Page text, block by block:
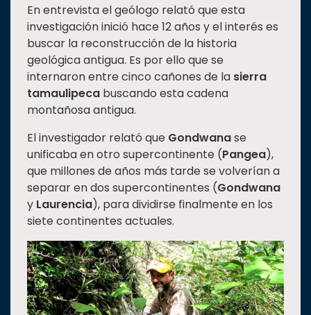
En entrevista el geólogo relató que esta
investigación inició hace 12 años y el interés es
buscar la reconstrucción de la historia
geológica antigua. Es por ello que se
internaron entre cinco cañones de la sierra
tamaulipeca buscando esta cadena
montañosa antigua.
El investigador relató que Gondwanase
unificaba en otro supercontinente (Pangea),
que millones de años más tarde se volverían a
separar en dos supercontinentes (Gondwana
y Laurencia), para dividirse finalmente en los
siete continentes actuales.